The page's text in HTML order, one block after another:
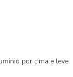
por cima e leve